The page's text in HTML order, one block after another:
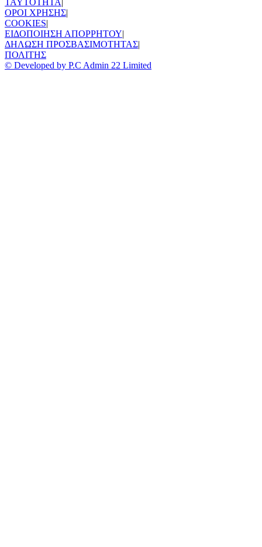
ΟΡΟΙ ΧΡΗΣΗΣ|
COOKIES|
ΕΙΔΟΠΟΙΗΣΗ ΑΠΟΡΡΗΤΟΥ|
ΔΗΛΩΣΗ ΠΡΟΣΒΑΣΙΜΟΤΗΤΑΣ|
ΠΟΛΙΤΗΣ
© Developed by P.C Admin 22 Limited